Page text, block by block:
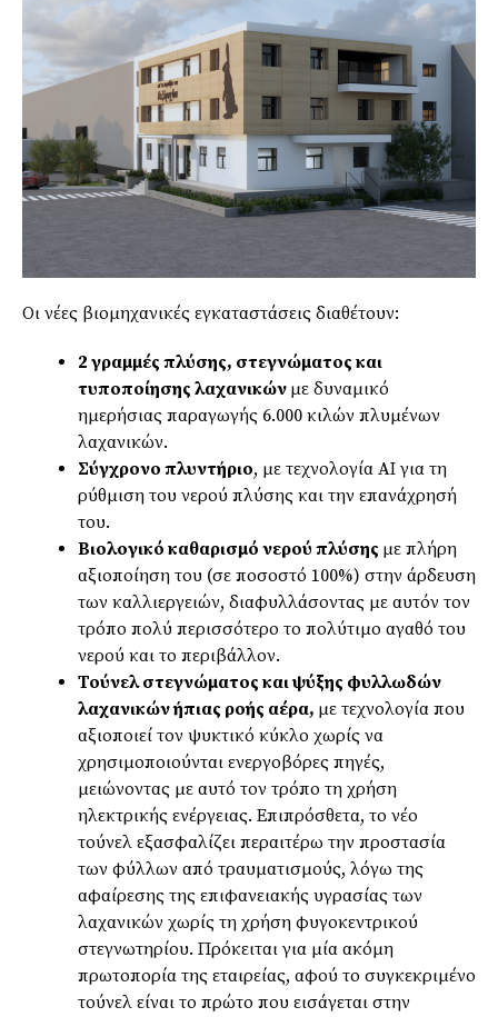
Οι νέες βιομηχανικές εγκαταστάσεις διαθέτουν:
2 γραμμές πλύσης, στεγνώματος και
τυποποίησης λαχανικών με δυναμικό
ημερήσιας παραγωγής 6.000 κιλών πλυμένων
λαχανικών.
Σύγχρονο πλυντήριο, με τεχνολογία ΑΙ για τη
ρύθμιση του νερού πλύσης και την επανάχρησή
του.
Βιολογικό καθαρισμό νερού πλύσης με πλήρη
αξιοποίηση του (σε ποσοστό 100%) στην άρδευση
των καλλιεργειών, διαφυλλάσοντας με αυτόν τον
τρόπο πολύ περισσότερο το πολύτιμο αγαθό του
νερού και το περιβάλλον.
Τούνελ στεγνώματος και ψύξης φυλλωδών
λαχανικών ήπιας ροής αέρα, με τεχνολογία που
αξιοποιεί τον ψυκτικό κύκλο χωρίς να
χρησιμοποιούνται ενεργοβόρες πηγές,
μειώνοντας με αυτό τον τρόπο τη χρήση
ηλεκτρικής ενέργειας. Επιπρόσθετα, το νέο
τούνελ εξασφαλίζει περαιτέρω την προστασία
των φύλλων από τραυματισμούς, λόγω της
αφαίρεσης της επιφανειακής υγρασίας των
λαχανικών χωρίς τη χρήση φυγοκεντρικού
στεγνωτηρίου. Πρόκειται για μία ακόμη
πρωτοπορία της εταιρείας, αφού το συγκεκριμένο
τούνελ είναι το πρώτο που εισάγεται στην